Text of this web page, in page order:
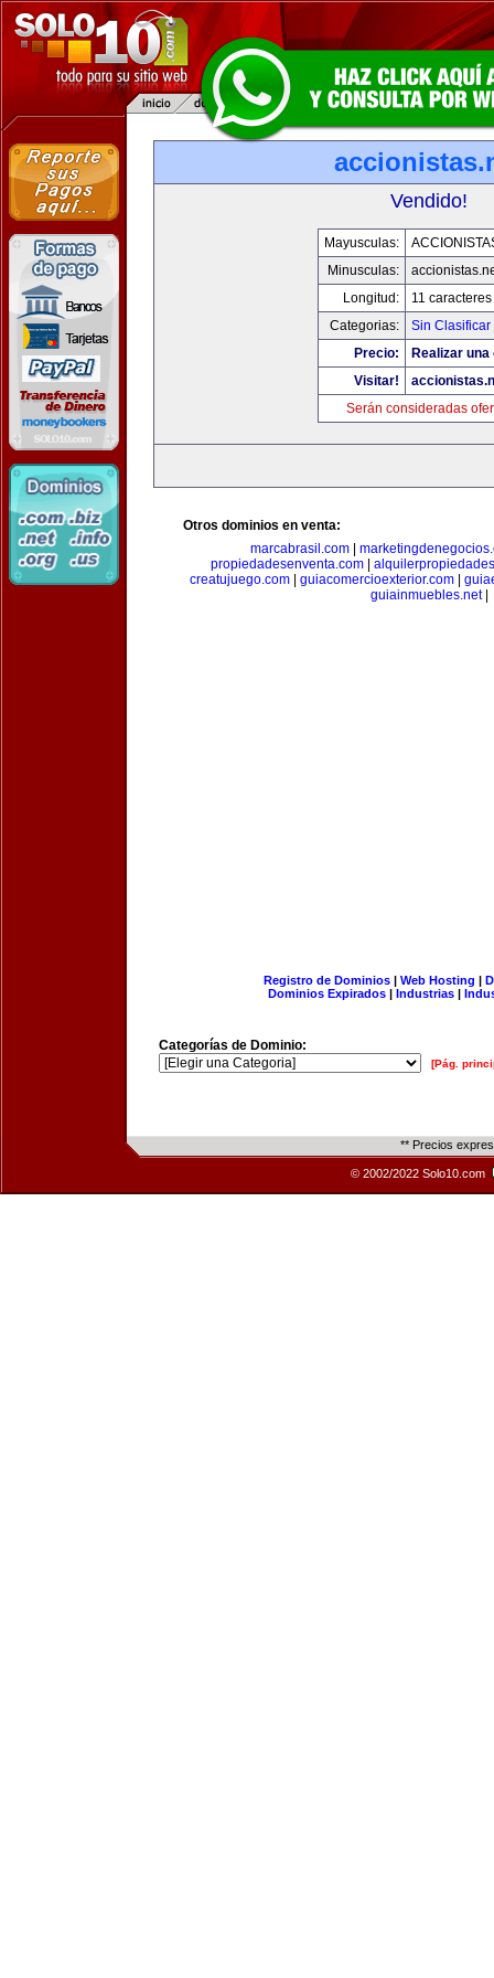
Vendido!
Mayusculas:
Minusculas:
Longitud:
11 caracteres
Categorias:
Sin Clasificar
Precio:
Realizar
Visitar!
Serán consideradas
Otros dominios en venta:
marcabrasil.com
propiedadesenventa.com
creatujuego.com| guiacomercioexterior.com|
guiainmuebles.net|
Registro de Dominios| Web Hosting |
Dominios Expirados | Industrias |
Categorías de Dominio:
[Pág.
** Precios
© 2002/2022 Solo10.com